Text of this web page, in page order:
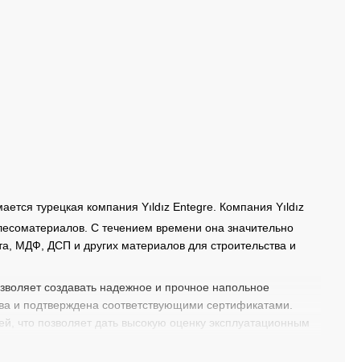
турецкая компания Yıldız Entegre. Компания Yıldız
С течением времени она значительно
МДФ, ДСП и других материалов для строительства и
создавать надежное и прочное напольное
и подтверждена соответствующими сертификатами.
что позволяет дать высокую оценку эксплуатационным